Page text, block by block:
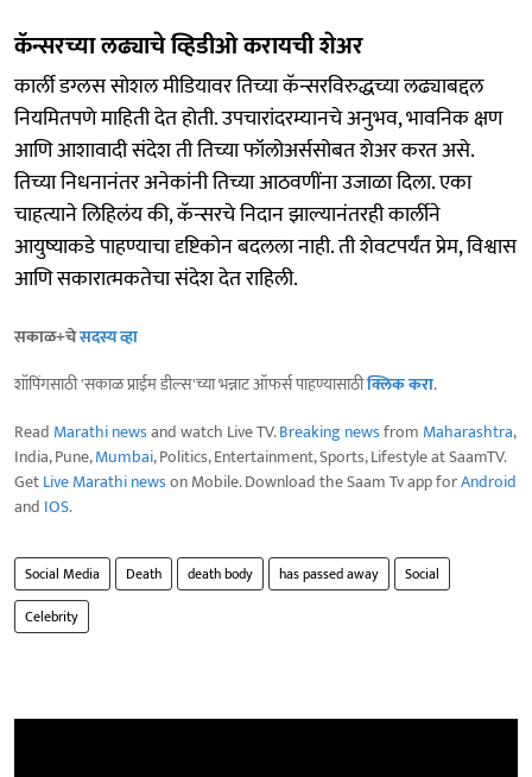
कॅन्सरच्या लढ्याचे व्हिडीओ करायची शेअर
कार्ली डग्लस सोशल मीडियावर तिच्या कॅन्सरविरुद्धच्या लढ्याबद्दल
नियमितपणे माहिती देत होती. उपचारांदरम्यानचे अनुभव, भावनिक क्षण
आणि आशावादी संदेश ती तिच्या फॉलोअर्ससोबत शेअर करत असे.
तिच्या निधनानंतर अनेकांनी तिच्या आठवणींना उजाळा दिला. एका
चाहत्याने लिहिलंय की, कॅन्सरचे निदान झाल्यानंतरही कार्लीने
आयुष्याकडे पाहण्याचा दृष्टिकोन बदलला नाही. ती शेवटपर्यंत प्रेम, विश्वास
आणि सकारात्मकतेचा संदेश देत राहिली.
सकाळ+चेसदस्य व्हा
शॉपिंगसाठी 'सकाळ प्राईम डील्स'च्या भन्नाट ऑफर्स पाहण्यासाठीक्लिक करा.
Read Marathi newsand watch Live TV.Breaking newsfrom Maharashtra,
India, Pune,Mumbai, Politics, Entertainment, Sports, Lifestyle at SaamTV.
GetLive Marathi newson Mobile. Download the Saam Tv app forAndroid
and IOS.
Social Media Death death body has passed away
Social
Celebrity